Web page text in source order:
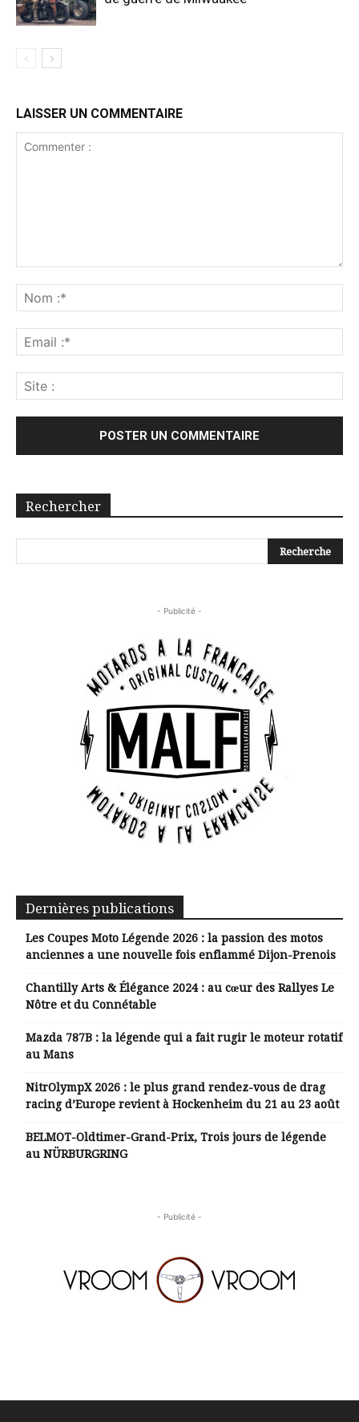
LAISSER UN COMMENTAIRE
Rechercher
- Publicité -
Dernières publications
Les Coupes Moto Légende 2026 : la passion des motos
anciennes a une nouvelle fois enflammé Dijon-Prenois
Chantilly Arts & Élégance 2024 : au cœur des Rallyes Le
Nôtre et du Connétable
Mazda 787B : la légende qui a fait rugir le moteur rotatif
au Mans
NitrOlympX 2026 : le plus grand rendez-vous de drag
racing d’Europe revient à Hockenheim du 21 au 23 août
BELMOT-Oldtimer-Grand-Prix, Trois jours de légende
au NÜRBURGRING
- Publicité -